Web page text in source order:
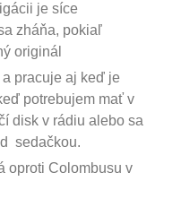
je síce
zháňa, pokiaľ
originál
pracuje aj keď je
potrebujem mať v
disk v rádiu alebo sa
sedačkou.
oproti Colombusu v